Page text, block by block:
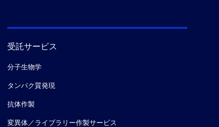
受託サービス
分子生物学
タンパク質発現
抗体作製
変異体／ライブラリー作製サービス